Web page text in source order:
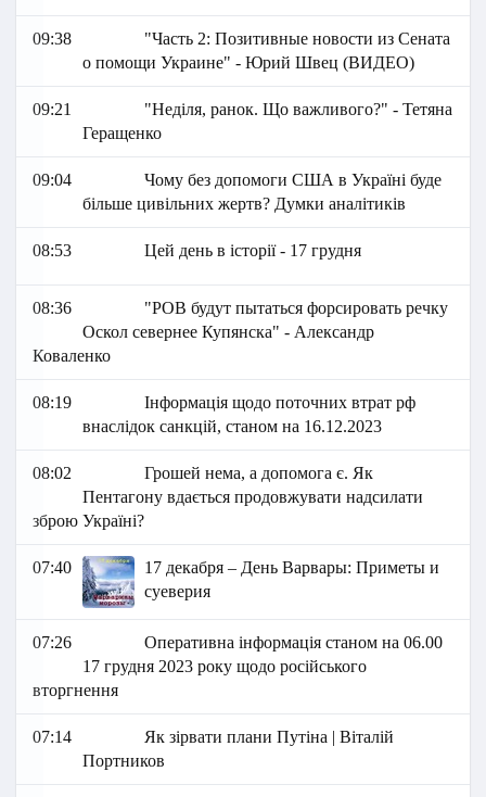
09:38
"Часть 2: Позитивные новости из Сената
о помощи Украине" - Юрий Швец (ВИДЕО)
09:21
"Неділя, ранок. Що важливого?" - Тетяна
Геращенко
09:04
Чому без допомоги США в Україні буде
більше цивільних жертв? Думки аналітиків
08:53 Цей день в історії - 17 грудня
08:36
"РОВ будут пытаться форсировать речку
Оскол севернее Купянска" - Александр
Коваленко
08:19
Інформація щодо поточних втрат рф
внаслідок санкцій, станом на 16.12.2023
08:02
Грошей нема, а допомога є. Як
Пентагону вдається продовжувати надсилати
зброю Україні?
07:40
17 декабря – День Варвары: Приметы и
суеверия
07:26
Оперативна інформація станом на 06.00
17 грудня 2023 року щодо російського
вторгнення
07:14
Як зірвати плани Путіна | Віталій
Портников